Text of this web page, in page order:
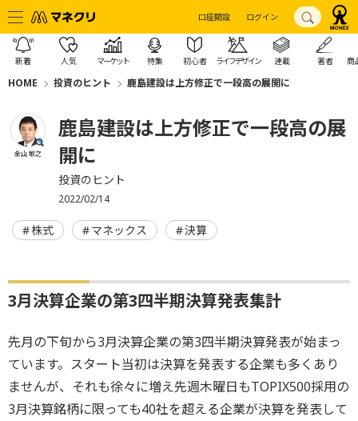
口座開設 ログイン
新着 人気 マーケット 特集 初心者 ライフデザイン 連載 著者 商
HOME 投資のヒント 鹿島建設は上方修正で一段高の展開に
金山 敏之
鹿島建設は上方修正で一段高の展
開に
投資のヒント
2022/02/14
株式 マネックス 決算
3月決算企業の第3四半期決算発表集計
先月の下旬から3月決算企業の第3四半期決算発表が始まっ
ています。スタート当初は決算を発表する企業も多くあり
ませんが、それも徐々に増え先週木曜日もTOPIX500採用の
3月決算銘柄に限っても40社を超える企業が決算を発表して